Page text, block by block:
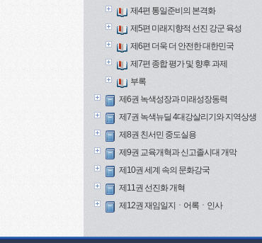
제4편 통일준비의 본격화
제5편 미래지향적 선진 강군 육성
제6편 더욱 더 안전한 대한민국
제7편 종합 평가 및 향후 과제
부록
제6권 녹색성장과 미래성장동력
제7권 녹색뉴딜 4대강살리기와 지역상생
제8권 친서민 중도실용
제9권 교육개혁과 신고졸시대 개막
제10권 세계 속의 문화강국
제11권 선진화 개혁
제12권 재임일지ㆍ어록ㆍ인사